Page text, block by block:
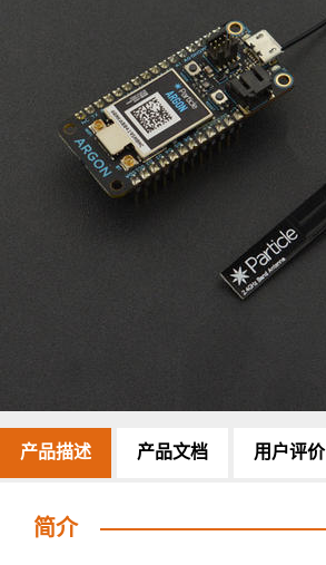
产品描述 产品文档 用户评价
简介